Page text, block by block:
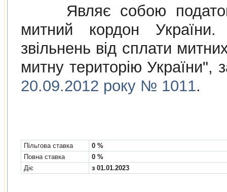
Являє собою податок
митний кордон
звiльнень вiд сплати
митну територiю України",
20.09.2012 року № 1011.
Пільгова ставка
0 %
Повна ставка
0 %
Діє
з 01.01.2023